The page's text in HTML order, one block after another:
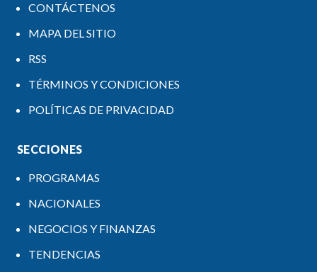
CONTÁCTENOS
MAPA DEL SITIO
RSS
TÉRMINOS Y CONDICIONES
POLÍTICAS DE PRIVACIDAD
SECCIONES
PROGRAMAS
NACIONALES
NEGOCIOS Y FINANZAS
TENDENCIAS